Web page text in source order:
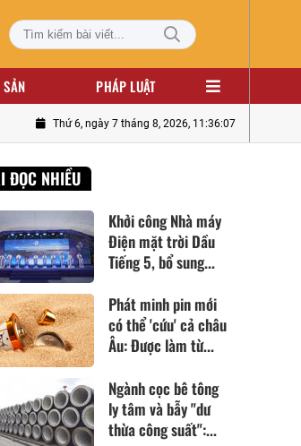
SẢN PHÁP LUẬT
Thứ 6, ngày 7 tháng 8, 2026, 11:36:08
ĐỌC NHIỀU
Khởi công Nhà máy
Điện mặt trời Dầu
Tiếng 5, bổ sung...
Phát minh pin mới
có thể 'cứu' cả châu
Âu: Được làm từ...
Ngành cọc bê tông
ly tâm và bẫy "dư
thừa công suất":...